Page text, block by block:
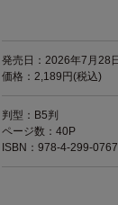
発売日：2026年7月28日
価格：2,189円(税込)
判型：B5判
ページ数：40P
ISBN：978-4-299-